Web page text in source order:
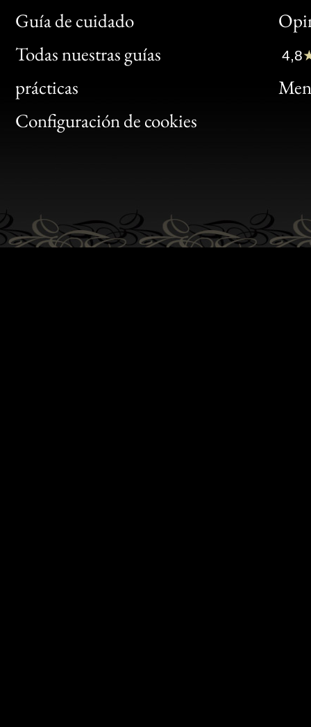
Guía de cuidado
Todas nuestras guías
prácticas
Configuración de cookies
Bon
Clic
Bon
4,8